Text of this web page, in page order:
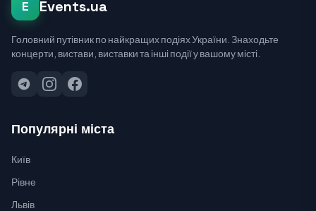
E Events.ua
Головний путівник по найкращих подіях України. Знаходьте
концерти, вистави, виставки та інші події у вашому місті.
Популярні міста
Київ
Рівне
Львів